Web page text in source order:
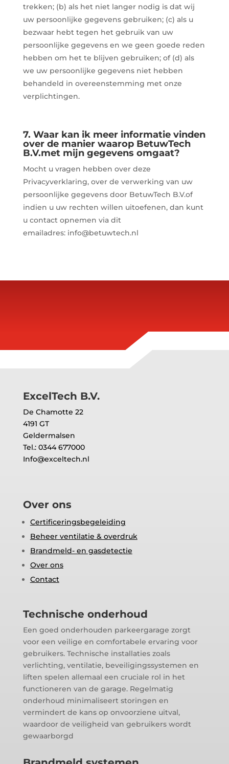
trekken; (b) als het niet langer nodig is dat wij
uw persoonlijke gegevens gebruiken; (c) als u
bezwaar hebt tegen het gebruik van uw
persoonlijke gegevens en we geen goede reden
hebben om het te blijven gebruiken; of (d) als
we uw persoonlijke gegevens niet hebben
behandeld in overeenstemming met onze
verplichtingen.
7. Waar kan ik meer informatie vinden
over de manier waarop BetuwTech
B.V.met mijn gegevens omgaat?
Mocht u vragen hebben over deze
Privacyverklaring, over de verwerking van uw
persoonlijke gegevens door BetuwTech B.V.of
indien u uw rechten willen uitoefenen, dan kunt
u contact opnemen via dit
emailadres: info@betuwtech.nl
ExcelTech B.V.
De Chamotte 22
4191 GT
Geldermalsen
Tel.: 0344 677000
Info@exceltech.nl
Over ons
Certificeringsbegeleiding
Beheer ventilatie & overdruk
Brandmeld- en gasdetectie
Over ons
Contact
Technische onderhoud
Een goed onderhouden parkeergarage zorgt
voor een veilige en comfortabele ervaring voor
gebruikers. Technische installaties zoals
verlichting, ventilatie, beveiligingssystemen en
liften spelen allemaal een cruciale rol in het
functioneren van de garage. Regelmatig
onderhoud minimaliseert storingen en
vermindert de kans op onvoorziene uitval,
waardoor de veiligheid van gebruikers wordt
gewaarborgd